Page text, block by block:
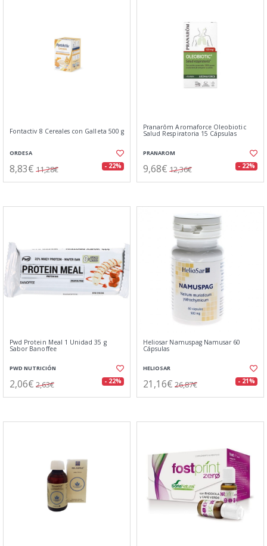
Fontactiv 8 Cereales con Galleta 500 g
ORDESA
8,83€ 11,28€ - 22%
Pranarôm Aromaforce Oleobiotic
Salud Respiratoria 15 Cápsulas
PRANAROM
9,68€ 12,36€ - 22%
Pwd Protein Meal 1 Unidad 35 g
Sabor Banoffee
PWD NUTRICIÓN
2,06€ 2,63€ - 22%
Heliosar Namuspag Namusar 60
Cápsulas
HELIOSAR
21,16€ 26,87€ - 21%